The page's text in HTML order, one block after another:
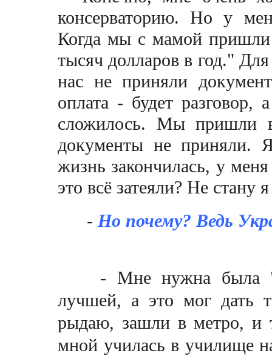
консерваторию. Но у
Когда мы с мамой пришли
тысяч долларов в год."
нас не приняли
оплата - будет
сложилось. Мы пришли
документы не приняли.
жизнь закончилась, у
это всё затеяли? Не
- Но почему? Ведь
- Мне нужна была
лучшей, а это мог дать
рыдаю, зашли в метро, и
мной училась в училище